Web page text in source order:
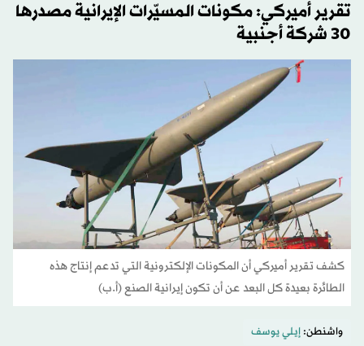
تقرير أميركي: مكونات المسيّرات الإيرانية مصدرها
30 شركة أجنبية
كشف تقرير أميركي أن المكونات الإلكترونية التي تدعم إنتاج هذه
الطائرة بعيدة كل البعد عن أن تكون إيرانية الصنع (أ.ب)
واشنطن:إيلي يوسف